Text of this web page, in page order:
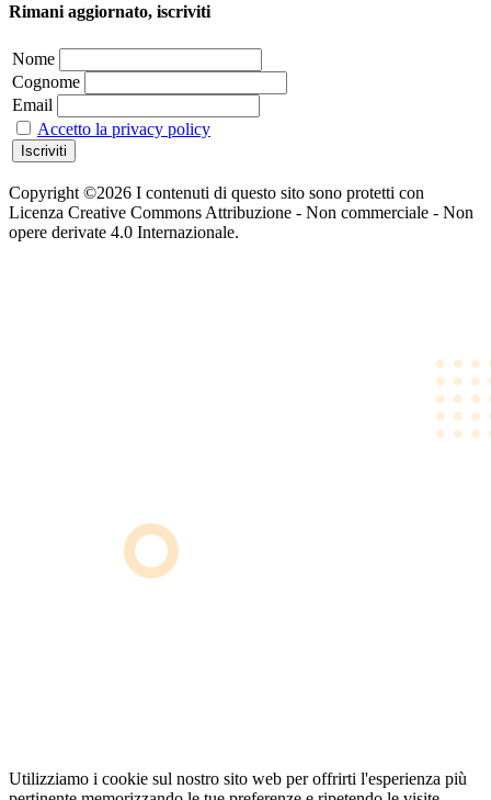
Rimani aggiornato, iscriviti
Nome
Cognome
Email
Accetto la privacy policy
Copyright ©2026 I contenuti di questo sito sono protetti con
Licenza Creative Commons Attribuzione - Non commerciale - Non
opere derivate 4.0 Internazionale.
Utilizziamo i cookie sul nostro sito web per offrirti l'esperienza più